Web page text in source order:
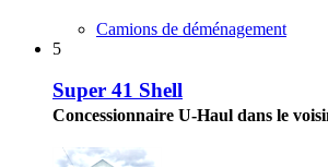
Camions de déménagement
5
Super 41 Shell
Concessionnaire U-Haul dans le